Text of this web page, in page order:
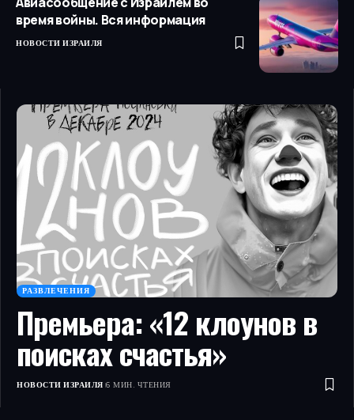
время войны. Вся информация
НОВОСТИ ИЗРАИЛЯ
РАЗВЛЕЧЕНИЯ
Премьера: «12 клоунов в
поисках счастья»
НОВОСТИ ИЗРАИЛЯ 6 МИН. ЧТЕНИЯ